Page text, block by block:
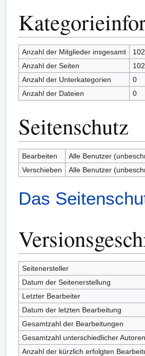
Anzahl der Mitglieder insgesamt
102
Anzahl der Seiten
102
Anzahl der Unterkategorien
0
Anzahl der Dateien
0
Seitenschutz
Bearbeiten
Alle Benutzer
Verschieben
Alle Benutzer
Das
Seitenersteller
Datum der Seitenerstellung
Letzter Bearbeiter
Datum der letzten Bearbeitung
Gesamtzahl der Bearbeitungen
Gesamtzahl unterschiedlicher Autoren
Anzahl der kürzlich erfolgten